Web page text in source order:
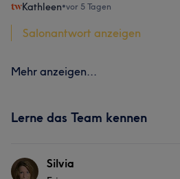
Kathleen•vor 5 Tagen
Salonantwort anzeigen
Mehr anzeigen...
Lerne das Team kennen
Silvia